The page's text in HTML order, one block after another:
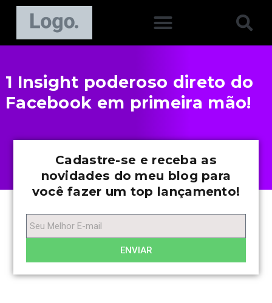
1 Insight poderoso direto do
Facebook em primeira mão!
Cadastre-se e receba as
novidades do meu blog para
você fazer um top lançamento!
ENVIAR